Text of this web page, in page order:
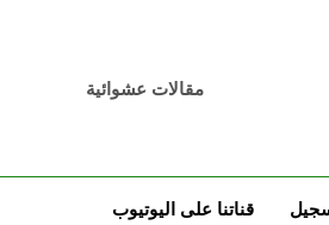
مقالات عشوائية
قناتنا على اليوتيوب